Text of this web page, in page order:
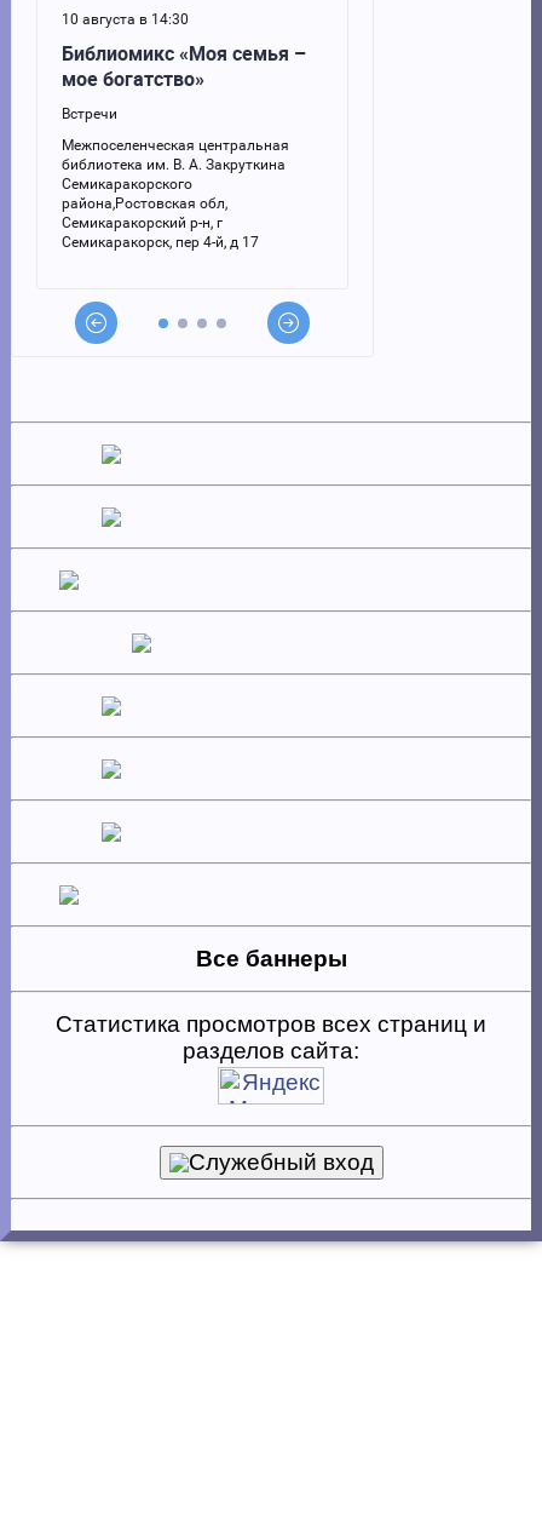
Все баннеры
Статистика просмотров всех страниц и
разделов сайта:
Служебный вход